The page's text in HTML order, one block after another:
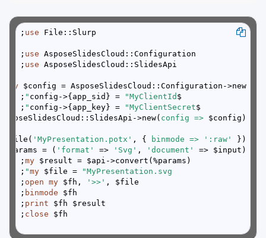
use File::Slurp;
use AsposeSlidesCloud::Configuration;
use AsposeSlidesCloud::SlidesApi;
my $config = AsposeSlidesCloud::Configuration->new();
$config->{app_sid} =
"MyClientId"
;
$config->{app_key} =
"MyClientSecret"
;
>new( config => $config);
'MyPresentation.potx' , { binmode => ':raw'
});
= ( 'format' => 'Svg' , 'document'
=> $input);
my $result = $api->convert(%params);
my $file = "MyPresentation.svg"
;
open my $fh, '>>' , $file;
binmode $fh;
print $fh $result;
close $fh;